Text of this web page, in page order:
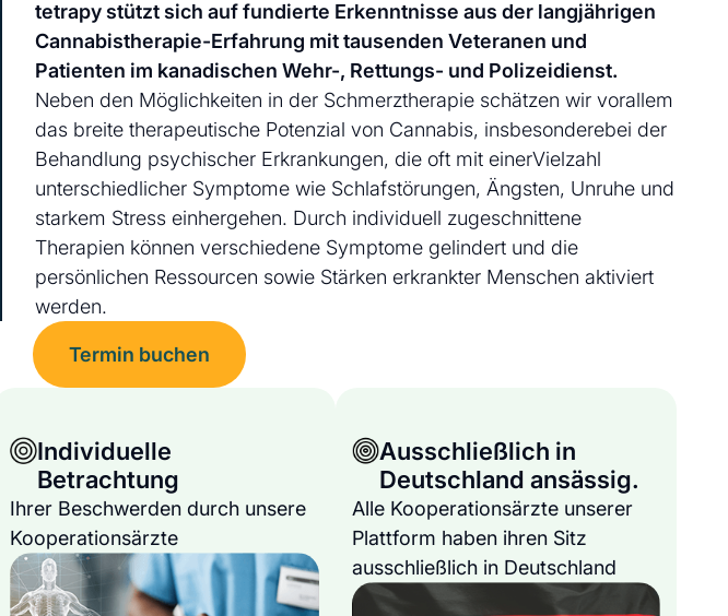
tetrapy stützt sich auf fundierte Erkenntnisse aus der langjährigen
Cannabistherapie-Erfahrung mit tausenden Veteranen und
Patienten im kanadischen Wehr-, Rettungs- und Polizeidienst.
Neben den Möglichkeiten in der Schmerztherapie schätzen wir vorallem
das breite therapeutische Potenzial von Cannabis, insbesonderebei der
Behandlung psychischer Erkrankungen, die oft mit einerVielzahl
unterschiedlicher Symptome wie Schlafstörungen, Ängsten, Unruhe und
starkem Stress einhergehen. Durch individuell zugeschnittene
Therapien können verschiedene Symptome gelindert und die
persönlichen Ressourcen sowie Stärken erkrankter Menschen aktiviert
werden.
Termin buchen
Individuelle
Betrachtung
Ihrer Beschwerden durch unsere
Kooperationsärzte
Ausschließlich in
Deutschland ansässig.
Alle Kooperationsärzte unserer
Plattform haben ihren Sitz
ausschließlich in Deutschland